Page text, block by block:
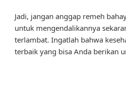
Jadi, jangan anggap remeh
untuk mengendalikannya
terlambat. Ingatlah bahwa
terbaik yang bisa Anda berikan